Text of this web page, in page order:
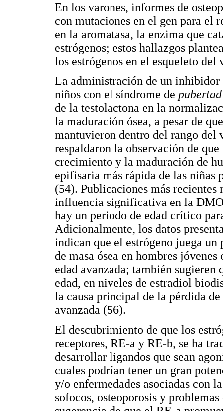
En los varones, informes de
con mutaciones en el gen para el
en la aromatasa, la enzima que
estrógenos; estos hallazgos
los estrógenos en el esqueleto del
La administración de un inhibidor
niños con el síndrome de
de la testolactona en la
la maduración ósea, a pesar de
mantuvieron dentro del rango del
respaldaron la observación de
crecimiento y la maduración de
epifisaria más rápida de las niñas
(54). Publicaciones más recientes
influencia significativa en la
hay un periodo de edad crítico
Adicionalmente, los datos
indican que el estrógeno juega
de masa ósea en hombres
edad avanzada; también
edad, en niveles de estradiol
la causa principal de la pérdida de
avanzada (56).
El descubrimiento de que los
receptores, RE-a y RE-b, se ha
desarrollar ligandos que sean
cuales podrían tener un gran
y/o enfermedades asociadas con
sofocos, osteoporosis y